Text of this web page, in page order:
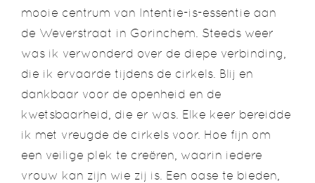
mooie centrum van Intentie-is-essentie aan
de Weverstraat in Gorinchem. Steeds weer
was ik verwonderd over de diepe verbinding,
die ik ervaarde tijdens de cirkels. Blij en
dankbaar voor de openheid en de
kwetsbaarheid, die er was. Elke keer bereidde
ik met vreugde de cirkels voor. Hoe fijn om
een veilige plek te creëren, waarin iedere
vrouw kan zijn wie zij is. Een oase te bieden,